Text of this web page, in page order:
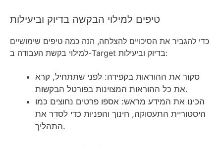
טיפים למילוי הבקשה בדיוק וביעילות
כדי להגביר את הסיכויים להצלחה, הנה כמה טיפים שימושיים
למילוי בקשת העבודה ב-Target בדיוק וביעילות:
סקור את ההוראות בקפידה: לפני שתתחיל, קרא
את כל ההוראות המצוינות בפורטל הבקשות.
הכינו את המידע מראש: אספו פרטים נחוצים כמו
היסטוריית התעסוקה, חינוך והפניות כדי לסדר את
התהליך.